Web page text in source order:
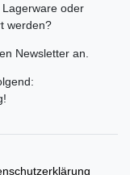
oder
werden?
Newsletter an.
!